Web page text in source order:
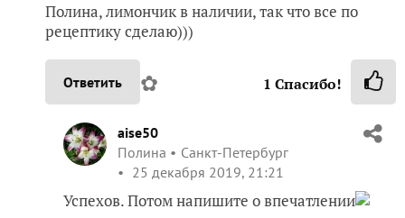
Полина, лимончик в наличии, так что все по
рецептику сделаю)))
Ответить ✿ 1 Спасибо!
aise50
Полина
Санкт-Петербург
25 декабря 2019, 21:21
Успехов. Потом напишите о впечатлении